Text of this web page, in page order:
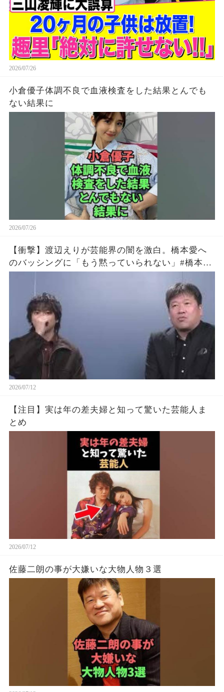
2026/07/26
小倉優子体調不良で血液検査をした結果とんでも
ない結果に
2026/07/26
【衝撃】渡辺えりが芸能界の闇を激白。橋本愛へ
のバッシングに「もう黙っていられない」#橋本愛
2026/07/12
【注目】実は年の差夫婦と知って驚いた芸能人ま
とめ
2026/07/12
佐藤二朗の事が大嫌いな大物人物３選